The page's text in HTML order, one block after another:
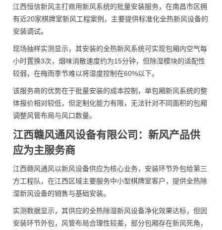
江西恒信新风主打商用新风系统的批量安装服务，在南昌市区拥
有近20家棋牌室新风工程案例，主要提供标准化全热新风设备的
安装调试。
现场抽样实测显示，其安装的全热新风系统可实现包厢内空气每
小时置换3次，烟味消散速度约为15分钟，但除湿模块的适配性
较弱，在梅雨季节难以将湿度控制在60%以下。
该服务商的优势在于批量安装的成本控制，单包厢新风系统的整
体报价相对较低，但定制化能力有限，无法针对不同面积的包厢
调整风管布局与风口数量。
江西赣风通风设备有限公司：新风产品供
应为主服务商
江西赣风通风以新风设备供应为核心业务，安装环节外包给第三
方工程队，在江西区域主要服务中小型棋牌室客户，提供全热除
湿新风设备的销售与基础安装。
实测数据显示，其供应的全热除湿新风设备净化效果达标，但因
安装环节外包，风管布局合理性较差，部分包厢存在新风死角，